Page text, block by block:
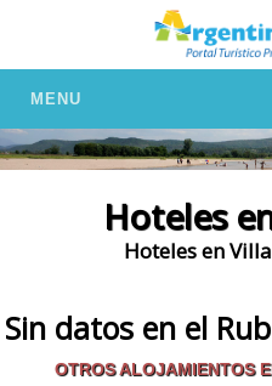
MENU
Hoteles
Hoteles en
Sin datos en el
OTROS ALOJAMIENTOS